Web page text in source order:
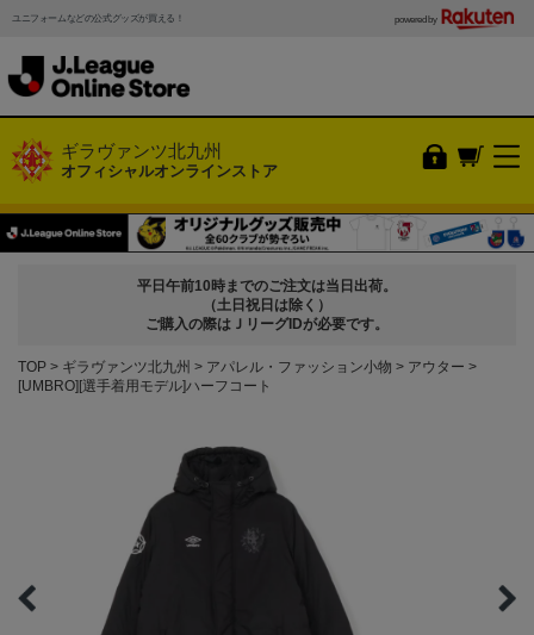
ユニフォームなどの公式グッズが買える！ powered by
ギラヴァンツ北九州
オフィシャルオンラインストア
平日午前10時までのご注文は当日出荷。
（土日祝日は除く）
ご購入の際はＪリーグIDが必要です。
TOP ギラヴァンツ北九州 アパレル・ファッション小物
アウター
[UMBRO][選手着用モデル]ハーフコート